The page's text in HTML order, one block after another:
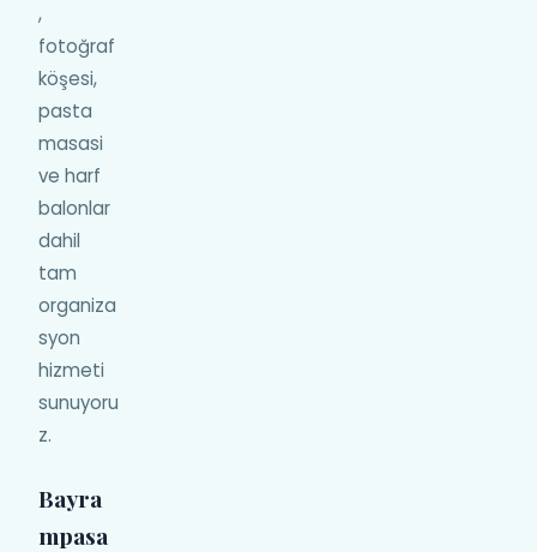
,
fotoğraf
köşesi,
pasta
masasi
ve harf
balonlar
dahil
tam
organiza
syon
hizmeti
sunuyoru
z.
Bayra
mpasa